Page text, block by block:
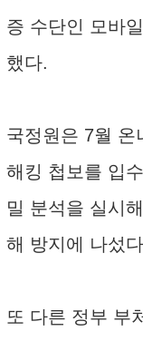
증 수단인 모바
했다.
국정원은 7월 온
해킹 첩보를 입
밀 분석을 실시
해 방지에 나섰
또 다른 정부 부